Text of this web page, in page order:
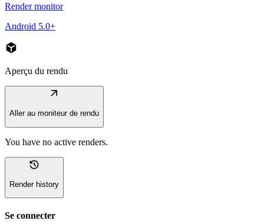
Render monitor
Android 5.0+
deployed_code
Aperçu du rendu
arrow_outward
Aller au moniteur de rendu
You have no active renders.
history
Render history
Se connecter